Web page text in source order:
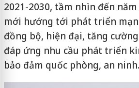
2021-2030, tầm nhìn đến năm
mới hướng tới phát triển
đồng bộ, hiện đại, tăng
đáp ứng nhu cầu phát triển
bảo đảm quốc phòng, an ninh.